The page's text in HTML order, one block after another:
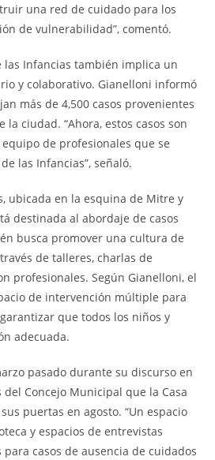
una red de cuidado para los
de vulnerabilidad”, comentó.
las Infancias también implica un
y colaborativo. Gianelloni informó
más de 4,500 casos provenientes
ciudad. “Ahora, estos casos son
de profesionales que se
las Infancias”, señaló.
ubicada en la esquina de Mitre y
destinada al abordaje de casos
busca promover una cultura de
de talleres, charlas de
profesionales. Según Gianelloni, el
de intervención múltiple para
que todos los niños y
adecuada.
pasado durante su discurso en
Concejo Municipal que la Casa
puertas en agosto. “Un espacio
y espacios de entrevistas
casos de ausencia de cuidados